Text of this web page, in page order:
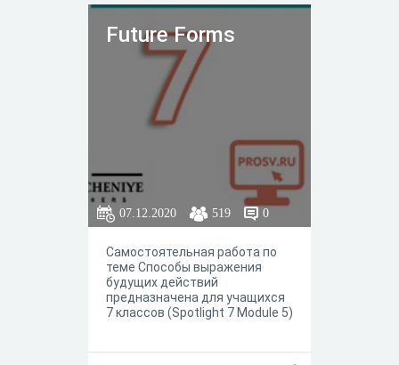
Future Forms
07.12.2020 519 0
Самостоятельная работа по
теме Способы выражения
будущих действий
предназначена для учащихся
7 классов (Spotlight 7 Module 5)